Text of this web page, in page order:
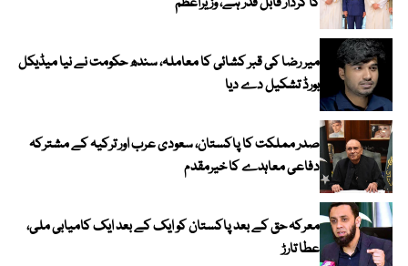
میر رضا کی قبر کشائی کا معاملہ، سندھ حکومت نے نیا میڈیکل
بورڈ تشکیل دے دیا
صدر مملکت کا پاکستان، سعودی عرب اور ترکیہ کے مشترکہ
دفاعی معاہدے کا خیرمقدم
معرکہ حق کے بعد پاکستان کو ایک کے بعد ایک کامیابی ملی،
عطا تارڑ